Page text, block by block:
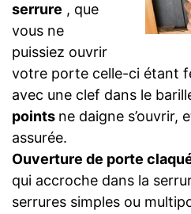
serrure , que
vous ne
puissiez ouvrir
votre porte celle-ci étant
avec une clef dans le
points ne daigne s’ouvrir,
assurée.
Ouverture de porte
qui accroche dans la
serrures simples ou